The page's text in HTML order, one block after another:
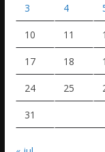
3 4
10 11
17 18
24 25
31